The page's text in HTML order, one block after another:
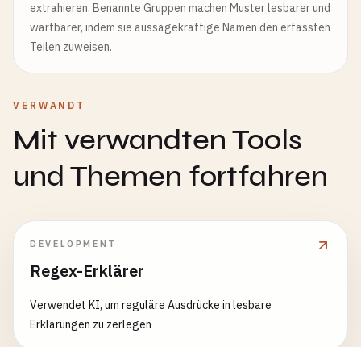
extrahieren. Benannte Gruppen machen Muster lesbarer und
wartbarer, indem sie aussagekräftige Namen den erfassten
Teilen zuweisen.
VERWANDT
Mit verwandten Tools
und Themen fortfahren
DEVELOPMENT
Regex-Erklärer
Verwendet KI, um reguläre Ausdrücke in lesbare
Erklärungen zu zerlegen